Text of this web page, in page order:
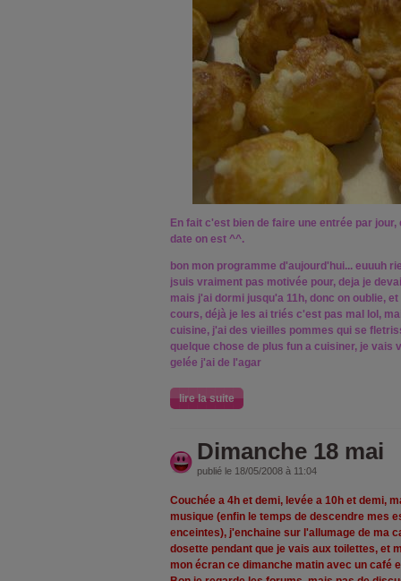
En fait c'est bien de faire une entrée par
date on est ^^.
bon mon programme d'aujourd'hui... euuuh
jsuis vraiment pas motivée pour, deja je
mais j'ai dormi jusqu'a 11h, donc on oublie,
cours, déjà je les ai triés c'est pas mal lol,
cuisine, j'ai des vieilles pommes qui se
quelque chose de plus fun a cuisiner, je vais
gelée j'ai de l'agar
lire la suite
Dimanche 18 mai
publié le 18/05/2008 à 11:04
Couchée a 4h et demi, levée a 10h et demi,
musique (enfin le temps de descendre mes
enceintes), j'enchaine sur l'allumage de ma
dosette pendant que je vais aux toilettes, et
mon écran ce dimanche matin avec un café